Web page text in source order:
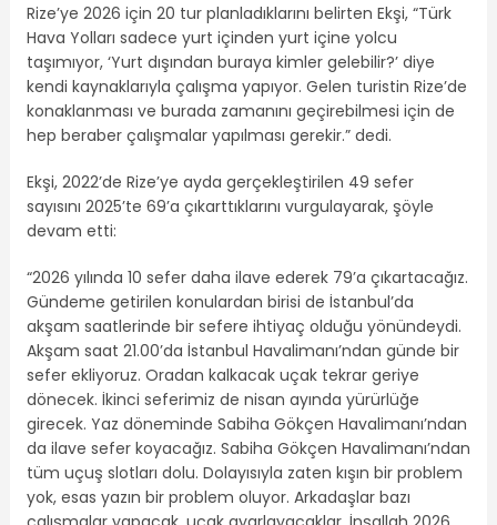
Rize’ye 2026 için 20 tur planladıklarını belirten Ekşi, “Türk
Hava Yolları sadece yurt içinden yurt içine yolcu
taşımıyor, ‘Yurt dışından buraya kimler gelebilir?’ diye
kendi kaynaklarıyla çalışma yapıyor. Gelen turistin Rize’de
konaklanması ve burada zamanını geçirebilmesi için de
hep beraber çalışmalar yapılması gerekir.” dedi.
Ekşi, 2022’de Rize’ye ayda gerçekleştirilen 49 sefer
sayısını 2025’te 69’a çıkarttıklarını vurgulayarak, şöyle
devam etti:
“2026 yılında 10 sefer daha ilave ederek 79’a çıkartacağız.
Gündeme getirilen konulardan birisi de İstanbul’da
akşam saatlerinde bir sefere ihtiyaç olduğu yönündeydi.
Akşam saat 21.00’da İstanbul Havalimanı’ndan günde bir
sefer ekliyoruz. Oradan kalkacak uçak tekrar geriye
dönecek. İkinci seferimiz de nisan ayında yürürlüğe
girecek. Yaz döneminde Sabiha Gökçen Havalimanı’ndan
da ilave sefer koyacağız. Sabiha Gökçen Havalimanı’ndan
tüm uçuş slotları dolu. Dolayısıyla zaten kışın bir problem
yok, esas yazın bir problem oluyor. Arkadaşlar bazı